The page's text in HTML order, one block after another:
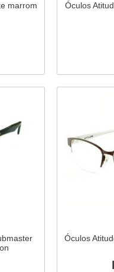
marrom
Óculos
Óculos